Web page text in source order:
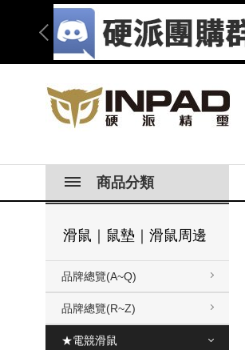
商品分類
滑鼠｜鼠墊｜滑鼠周邊
品牌總覽(A~Q)
品牌總覽(R~Z)
★電競滑鼠